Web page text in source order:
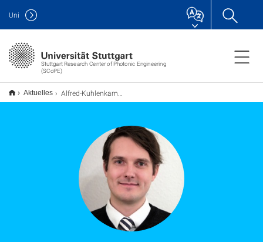
Stuttgart Research Center of Photonic Engineering
(SCoPE)
Uni
Aktuelles Alfred-Kuhlenkamp Award GMM 2019 for Simon Thiele